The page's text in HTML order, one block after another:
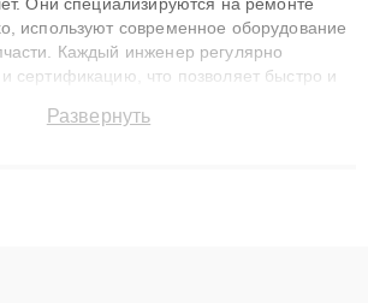
используют современное оборудование
Каждый инженер регулярно
сертификацию, что позволяет быстро и
до 3 лет. Наши мастера решают
Развернуть